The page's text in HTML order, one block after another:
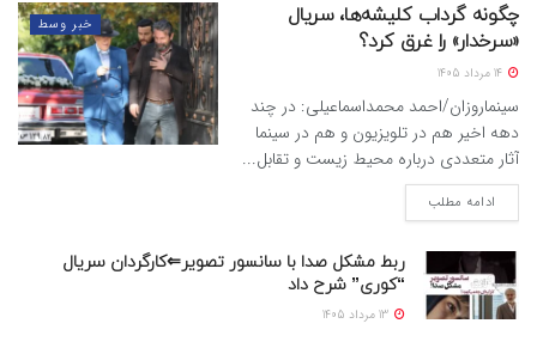
خبر وسط
چگونه گرداب کلیشه‌ها، سریال
«سرخدار» را غرق کرد؟
سینماروزان/احمد محمداسماعیلی: در چند
دهه اخیر هم در تلویزیون و هم در سینما
آثار متعددی درباره محیط زیست و تقابل...
ادامه مطلب
ربط مشکل صدا با سانسور تصویر⇐کارگردان سریال
“کوری” شرح داد